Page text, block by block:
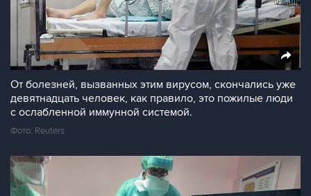
От болезней, вызванных этим вирусом, скончались уже
девятнадцать человек, как правило, это пожилые люди
с ослабленной иммунной системой.
Фото: Reuters